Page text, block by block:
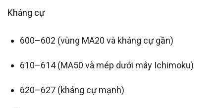
Kháng cự
600–602 (vùng MA20 và kháng cự gần)
610–614 (MA50 và mép dưới mây Ichimoku)
620–627 (kháng cự mạnh)